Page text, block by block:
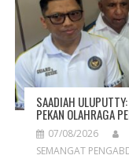
SAADIAH
PEKAN OLAHRAGA
07/08/2026
SEMANGAT